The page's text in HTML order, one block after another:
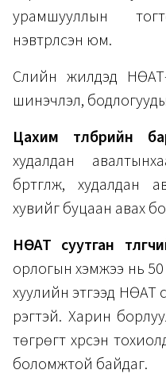
урамшууллын
нэвтрүүлсэн юм.
Сүүлийн жилүүдэд
шинэчлэл,
Цахим төлбөрийн
худалдан
бүртгүүлж,
хувийг буцаан авах
НӨАТ суутган
орлогын хэмжээ нь 50
хуулийн этгээд НӨАТ
үүрэгтэй. Харин
төгрөгт хүрсэн
боломжтой байдаг.